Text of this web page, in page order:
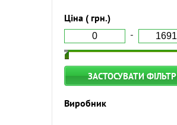
Ціна ( грн.)
ЗАСТОСУВАТИ ФІЛЬТР
Виробник